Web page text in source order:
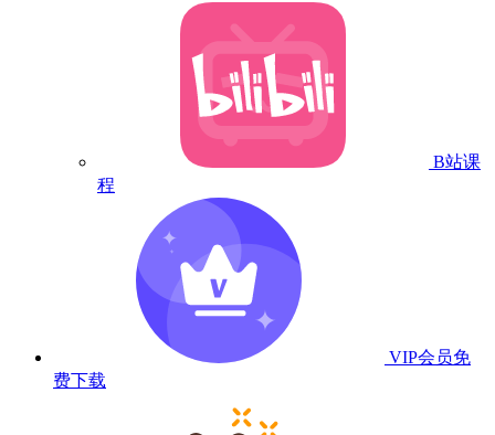
B站课
程
VIP会员免
费下载